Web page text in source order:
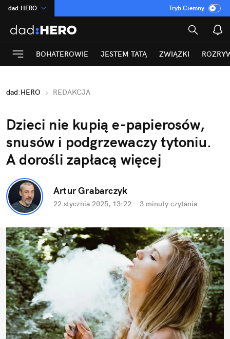
dad:HERO
:Temat
INN:Poland
ASZ:dziennik
Rozrywka
Tryb Ciemny
BOHATEROWIE JESTEM TATĄ ZWIĄZKI
dad:HERO REDAKCJA
Dzieci nie kupią e-papierosów,
snusów i podgrzewaczy tytoniu.
A dorośli zapłacą więcej
Artur Grabarczyk
22 stycznia 2025, 13:22 · 3 minuty czytania